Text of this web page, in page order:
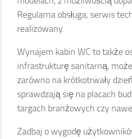
Regularna obsługa, serwis
realizowany.
Wynajem kabin WC to także
infrastrukturę sanitarną,
zarówno na krótkotrwały
sprawdzają się na placach
targach branżowych czy
Zadbaj o wygodę